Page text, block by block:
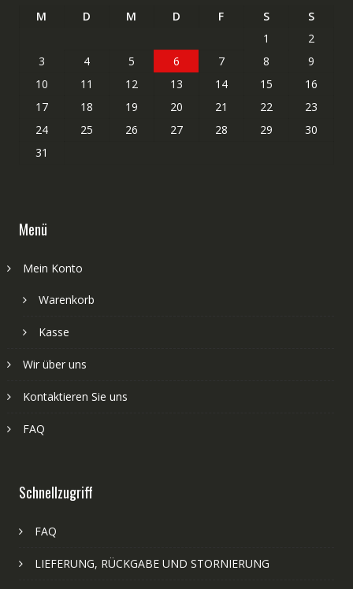
M D M D F S
S
1
2
3
4 5 6 7 8
9
10
11 12 13 14 15
16
17
18 19 20 21 22
23
24
25 26 27 28 29
30
31
Menü
Mein Konto
Warenkorb
Kasse
Wir über uns
Kontaktieren Sie uns
FAQ
Schnellzugriff
FAQ
LIEFERUNG, RÜCKGABE UND STORNIERUNG